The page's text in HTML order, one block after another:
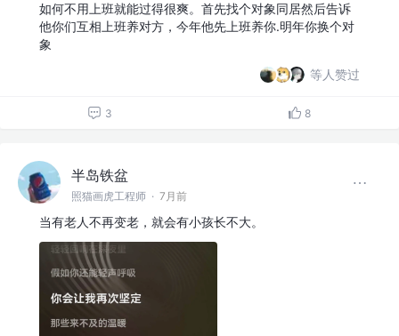
如何不用上班就能过得很爽。首先找个对象同居然后告诉
他你们互相上班养对方，今年他先上班养你.明年你换个对
象
等人赞过
3 8
半岛铁盆
照猫画虎工程师 · 7月前
当有老人不再变老，就会有小孩长不大。